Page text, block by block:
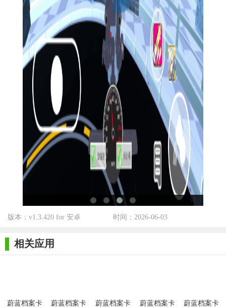
个人喜好与游戏需求进行选择。
2. 资源管理：合理规划资源的使用，优先升级对比赛影响最
大的部件。
3. 技能搭配：根据赛道特点与对手情况，合理搭配技能，发
挥最大效果。
4. 练习模式：利用练习模式熟悉赛道与车辆性能，提高自己
的驾驶技巧。
5. 参与活动：积极参与游戏中的各类活动与赛事，不仅可以
获得丰厚奖励，还能提升自己的竞技水平。
【蔚蓝档案卡丁车官方版测评】
蔚蓝档案卡丁车官方版以其独特的未来都市风格、丰富的赛
车选择、多人在线竞技以及深度的改装系统吸引了大量玩家。游
戏在保持竞速类游戏核心玩法的同时，融入了丰富的策略元素与
社交功能，让玩家在享受速度的同时也能体验到游戏的乐趣与社
方版无疑是一个不容错过的佳作。
版本：v1.3.420 for 安卓 时间：2026-06-03
相关应用
蔚蓝档案卡
蔚蓝档案卡
蔚蓝档案卡
蔚蓝档案卡
蔚蓝档案卡